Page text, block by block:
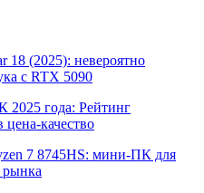
18 (2025): невероятно
с RTX 5090
года: Рейтинг
качество
7 8745HS: мини-ПК для
рынка